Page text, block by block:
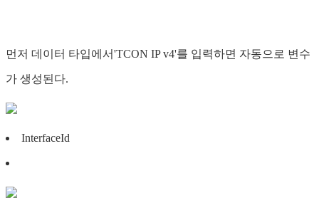
먼저 데이터 타입에서'TCON IP v4'를 입력하면 자동으로 변수
가 생성된다.
InterfaceId